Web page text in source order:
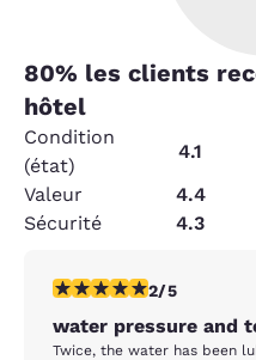
80% les clients
hôtel
Condition
(état)
4.1
Valeur
4.4
Sécurité
4.3
2 étoiles. Moyen. 1
2/5
water pressure and
Twice, the water has been